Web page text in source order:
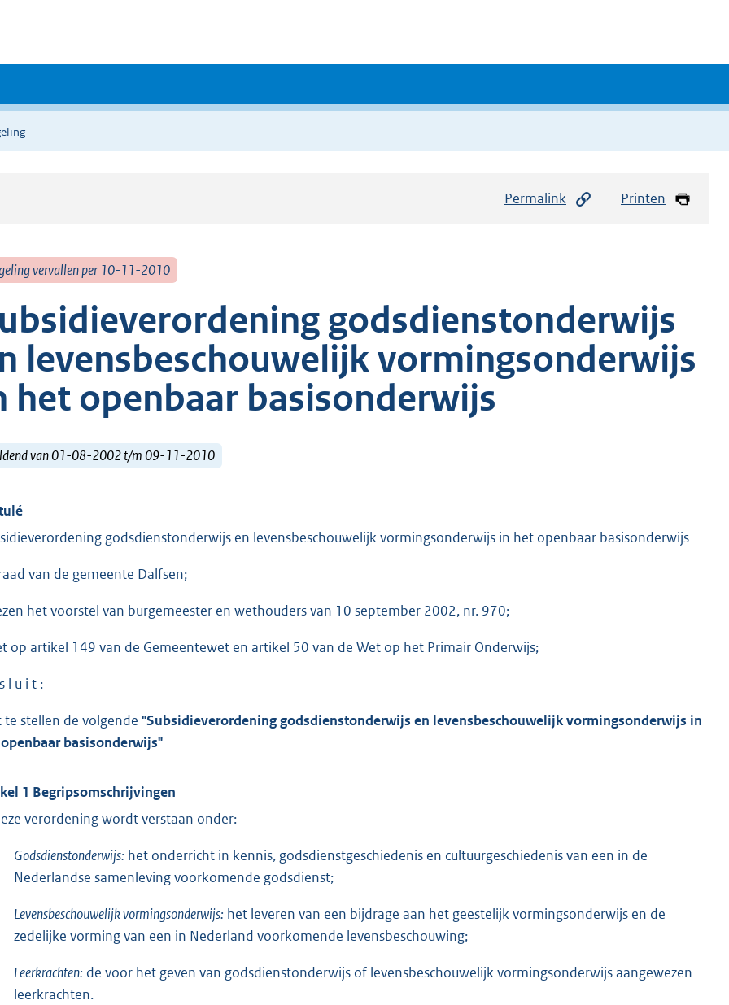
Permalink Printen
vervallen per 10-11-2010
godsdienstonderwijs
levensbeschouwelijk vormingsonderwijs
het openbaar basisonderwijs
van 01-08-2002 t/m 09-11-2010
godsdienstonderwijs en levensbeschouwelijk vormingsonderwijs in het openbaar basisonderwijs
van de gemeente Dalfsen;
het voorstel van burgemeester en wethouders van 10 september 2002, nr. 970;
op artikel 149 van de Gemeentewet en artikel 50 van de Wet op het Primair Onderwijs;
l u i t :
te stellen de volgende "Subsidieverordening godsdienstonderwijs en levensbeschouwelijk vormingsonderwijs in
basisonderwijs"
1 Begripsomschrijvingen
verordening wordt verstaan onder:
Godsdienstonderwijs: het onderricht in kennis, godsdienstgeschiedenis en cultuurgeschiedenis van een in de
Nederlandse samenleving voorkomende godsdienst;
Levensbeschouwelijk vormingsonderwijs: het leveren van een bijdrage aan het geestelijk vormingsonderwijs en de
zedelijke vorming van een in Nederland voorkomende levensbeschouwing;
Leerkrachten: de voor het geven van godsdienstonderwijs of levensbeschouwelijk vormingsonderwijs aangewezen
leerkrachten.